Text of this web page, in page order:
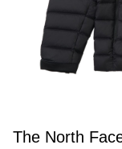
The North